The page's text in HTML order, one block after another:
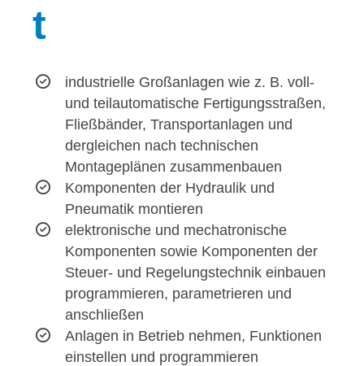
t
industrielle Großanlagen wie z. B. voll-
und teilautomatische Fertigungsstraßen,
Fließbänder, Transportanlagen und
dergleichen nach technischen
Montageplänen zusammenbauen
Komponenten der Hydraulik und
Pneumatik montieren
elektronische und mechatronische
Komponenten sowie Komponenten der
Steuer- und Regelungstechnik einbauen
programmieren, parametrieren und
anschließen
Anlagen in Betrieb nehmen, Funktionen
einstellen und programmieren